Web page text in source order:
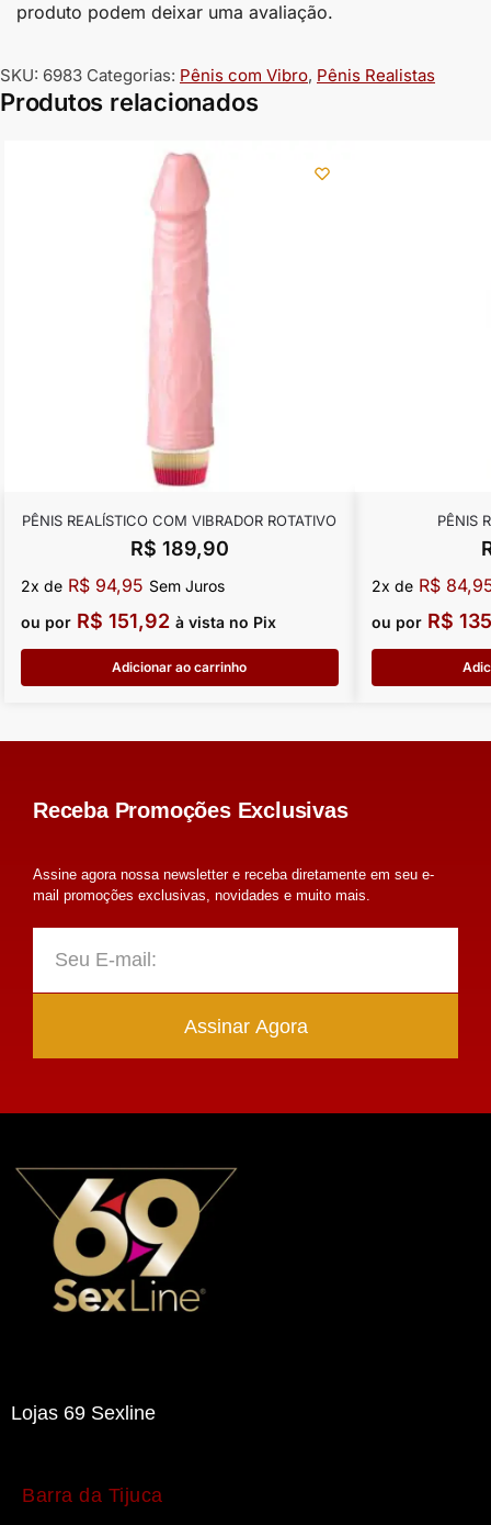
produto podem deixar uma avaliação.
SKU: 6983 Categorias: Pênis com Vibro, Pênis Realistas
Produtos relacionados
PÊNIS REALÍSTICO COM VIBRADOR ROTATIVO
R$ 189,90
2x de R$94,95 Sem Juros
ou por R$ 151,92 à vista no Pix
Adicionar ao carrinho
PÊNIS
2x de R$
ou por R$
Receba Promoções Exclusivas
Assine agora nossa newsletter e receba diretamente em seu e-
mail promoções exclusivas, novidades e muito mais.
Assinar Agora
Lojas 69 Sexline
Barra da Tijuca